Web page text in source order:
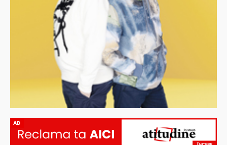
AD